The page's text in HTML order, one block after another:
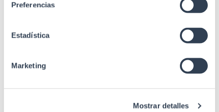
Preferencias
Estadística
Marketing
Mostrar detalles